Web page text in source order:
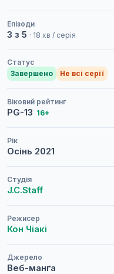
Епізоди
3 з 5 · 18 хв / серія
Статус
Завершено
Не всі серії
Віковий рейтинг
PG-13 16+
Рік
Осінь 2021
Студія
J.C.Staff
Режисер
Кон Чіакі
Джерело
Веб-манґа